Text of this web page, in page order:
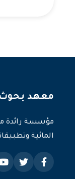
معهد بحوث
مؤسسة رائدة
المائية